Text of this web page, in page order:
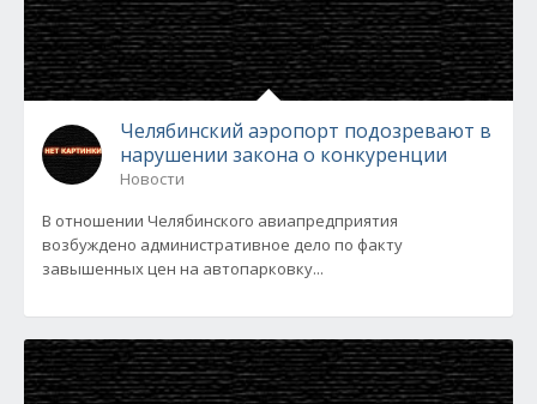
Челябинский аэропорт подозревают в
нарушении закона о конкуренции
Новости
В отношении Челябинского авиапредприятия
возбуждено административное дело по факту
завышенных цен на автопарковку...